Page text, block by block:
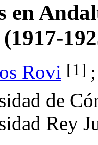
en
Rovi [1]
de
Rey